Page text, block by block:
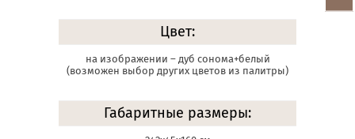
Цвет:
на изображении – дуб сонома+белый
(возможен выбор других цветов из палитры)
Габаритные размеры: